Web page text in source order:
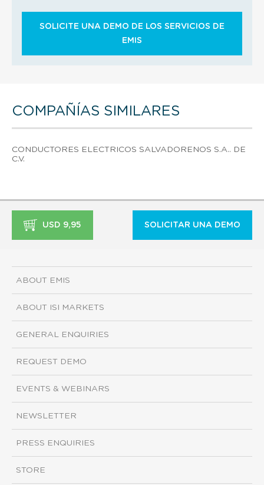
SOLICITE UNA DEMO DE LOS SERVICIOS DE
EMIS
COMPAÑÍAS SIMILARES
CONDUCTORES ELECTRICOS SALVADORENOS S.A.. DE
C.V.
USD 9,95 SOLICITAR UNA DEMO
ABOUT EMIS
ABOUT ISI MARKETS
GENERAL ENQUIRIES
REQUEST DEMO
EVENTS & WEBINARS
NEWSLETTER
PRESS ENQUIRIES
STORE